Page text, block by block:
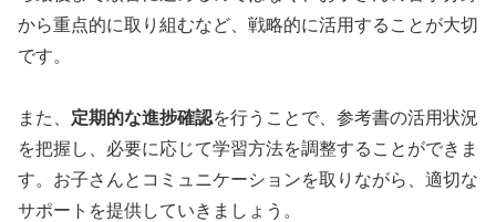
から重点的に取り組むなど、戦略的に活用することが大切
です。
また、 定期的な進捗確認を行うことで、参考書の活用状況
を把握し、必要に応じて学習方法を調整することができま
す。お子さんとコミュニケーションを取りながら、適切な
サポートを提供していきましょう。